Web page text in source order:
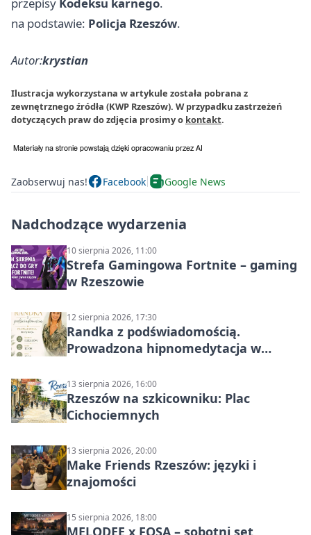
na podstawie: Policja Rzeszów.
Autor:krystian
Ilustracja wykorzystana w artykule została pobrana z
zewnętrznego źródła (KWP Rzeszów). W przypadku zastrzeżeń
dotyczących praw do zdjęcia prosimy o kontakt.
Zaobserwuj nas! Facebook Google News
Nadchodzące wydarzenia
10 sierpnia 2026, 11:00
Strefa Gamingowa Fortnite – gaming
w Rzeszowie
12 sierpnia 2026, 17:30
Randka z podświadomością.
Prowadzona hipnomedytacja w
13 sierpnia 2026, 16:00
Rzeszów na szkicowniku: Plac
Cichociemnych
13 sierpnia 2026, 20:00
Make Friends Rzeszów: języki i
znajomości
15 sierpnia 2026, 18:00
MELODEE x FOSA – sobotni set